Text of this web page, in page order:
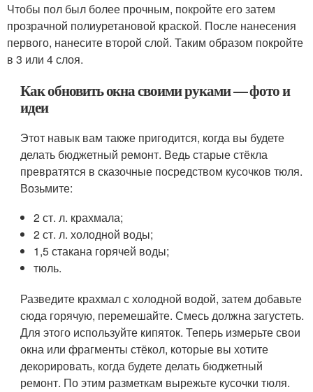
Чтобы пол был более прочным, покройте его затем
прозрачной полиуретановой краской. После нанесения
первого, нанесите второй слой. Таким образом покройте
в 3 или 4 слоя.
Как обновить окна своими руками — фото и
идеи
Этот навык вам также пригодится, когда вы будете
делать бюджетный ремонт. Ведь старые стёкла
превратятся в сказочные посредством кусочков тюля.
Возьмите:
2 ст. л. крахмала;
2 ст. л. холодной воды;
1,5 стакана горячей воды;
тюль.
Разведите крахмал с холодной водой, затем добавьте
сюда горячую, перемешайте. Смесь должна загустеть.
Для этого используйте кипяток. Теперь измерьте свои
окна или фрагменты стёкол, которые вы хотите
декорировать, когда будете делать бюджетный
ремонт. По этим разметкам вырежьте кусочки тюля.